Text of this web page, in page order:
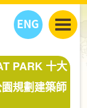
ENG
丫看天下
丫部落格
親子日曆
PARK 十大
規劃建築師